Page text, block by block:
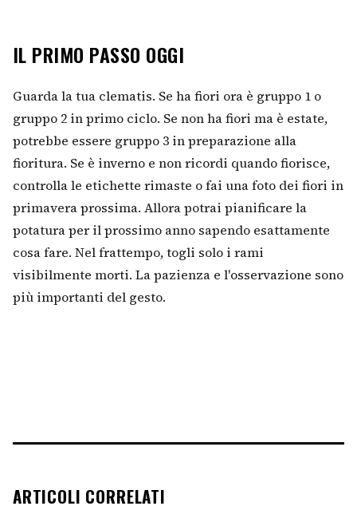
IL PRIMO PASSO OGGI
Guarda la tua clematis. Se ha fiori ora è gruppo 1 o
gruppo 2 in primo ciclo. Se non ha fiori ma è estate,
potrebbe essere gruppo 3 in preparazione alla
fioritura. Se è inverno e non ricordi quando fiorisce,
controlla le etichette rimaste o fai una foto dei fiori in
primavera prossima. Allora potrai pianificare la
potatura per il prossimo anno sapendo esattamente
cosa fare. Nel frattempo, togli solo i rami
visibilmente morti. La pazienza e l'osservazione sono
più importanti del gesto.
ARTICOLI CORRELATI